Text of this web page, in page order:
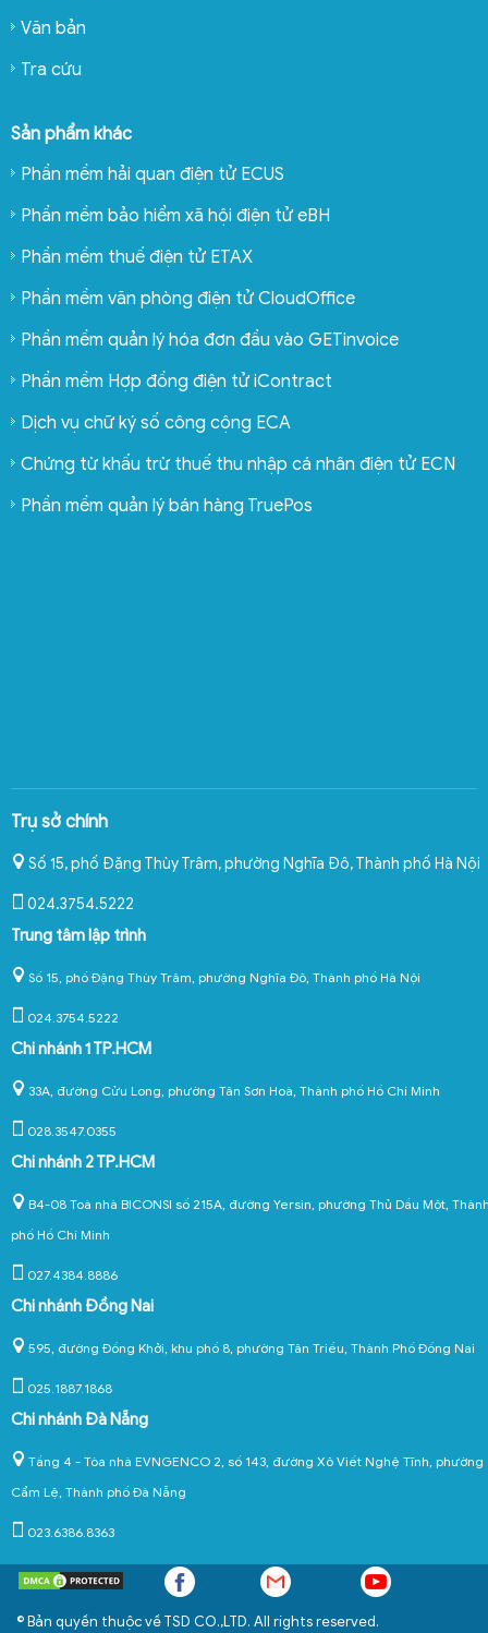
Văn bản
Tra cứu
Sản phẩm khác
Phần mềm hải quan điện tử ECUS
Phần mềm bảo hiểm xã hội điện tử eBH
Phần mềm thuế điện tử ETAX
Phần mềm văn phòng điện tử CloudOffice
Phần mềm quản lý hóa đơn đầu vào GETinvoice
Phần mềm Hợp đồng điện tử iContract
Dịch vụ chữ ký số công cộng ECA
Chứng từ khấu trừ thuế thu nhập cá nhân điện tử ECN
Phần mềm quản lý bán hàng TruePos
Trụ sở chính
Số 15, phố Đặng Thùy Trâm, phường Nghĩa Đô,Thành phố Hà Nội
024.3754.5222
Trung tâm lập trình
Số 15, phố Đặng Thùy Trâm, phường Nghĩa Đô, Thành phố Hà Nội
024.3754.5222
Chi nhánh 1 TP.HCM
33A, đường Cửu Long, phường Tân Sơn Hoà, Thành phố Hồ Chí Minh
028.3547.0355
Chi nhánh 2 TP.HCM
B4-08 Toà nhà BICONSI số 215A, đường Yersin, phường Thủ Dầu Một,
phố Hồ Chí Minh
027.4384.8886
Chi nhánh Đồng Nai
595, đường Đồng Khởi, khu phố 8, phường Tân Triều, Thành Phố Đồng Nai
025.1887.1868
Chi nhánh Đà Nẵng
Tầng 4 - Tòa nhà EVNGENCO 2, số 143, đường Xô Viết Nghệ Tĩnh, phường
Cẩm Lệ, Thành phố Đà Nẵng
023.6386.8363
© Bản quyền thuộc về TSD CO.,LTD. All rights reserved.